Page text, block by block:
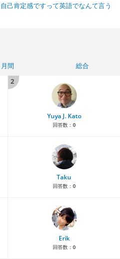
己肯定感ですって英語でなんて言う
月間
総合
2
Yuya J. Kato
回答数： 0
Taku
回答数： 0
Erik
回答数： 0